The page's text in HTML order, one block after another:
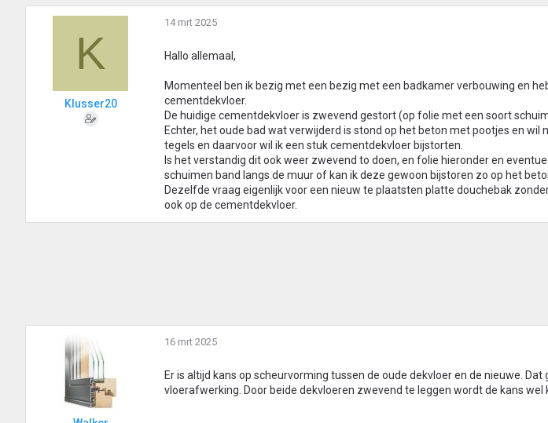
K
Klusser20
14 mrt 2025
Hallo allemaal,
Momenteel ben ik bezig met een bezig met een badkamer verbouwing en
cementdekvloer.
De huidige cementdekvloer is zwevend gestort (op folie met een soort
Echter, het oude bad wat verwijderd is stond op het beton met pootjes en wil
tegels en daarvoor wil ik een stuk cementdekvloer bijstorten.
Is het verstandig dit ook weer zwevend to doen, en folie hieronder en
schuimen band langs de muur of kan ik deze gewoon bijstoren zo op het
Dezelfde vraag eigenlijk voor een nieuw te plaatsten platte douchebak
ook op de cementdekvloer.
16 mrt 2025
Er is altijd kans op scheurvorming tussen de oude dekvloer en de nieuwe. Dat
vloerafwerking. Door beide dekvloeren zwevend te leggen wordt de kans wel